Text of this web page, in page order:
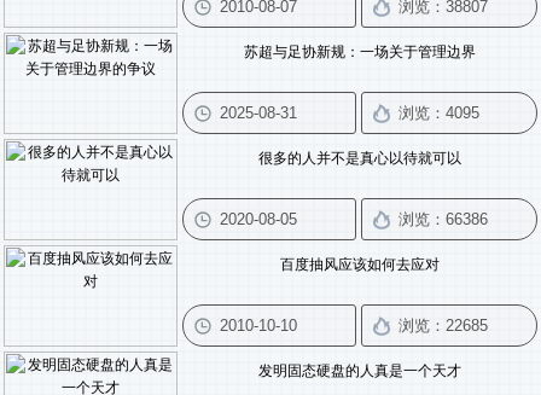
苏超与足协新规：一场关于管理边界
很多的人并不是真心以待就可以
百度抽风应该如何去应对
发明固态硬盘的人真是一个天才